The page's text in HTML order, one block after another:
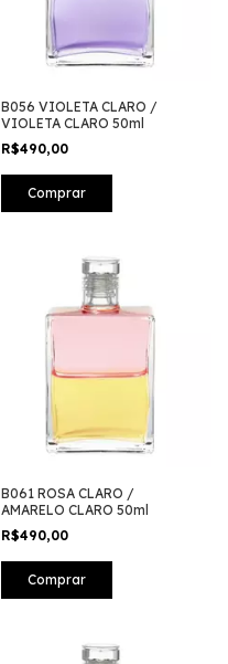
B056 VIOLETA CLARO /
VIOLETA CLARO 50ml
R$490,00
B061 ROSA CLARO /
AMARELO CLARO 50ml
R$490,00